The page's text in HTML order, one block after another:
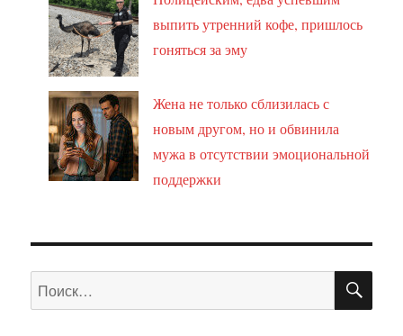
выпить утренний кофе, пришлось
гоняться за эму
Жена не только сблизилась с
новым другом, но и обвинила
мужа в отсутствии эмоциональной
поддержки
Искать: